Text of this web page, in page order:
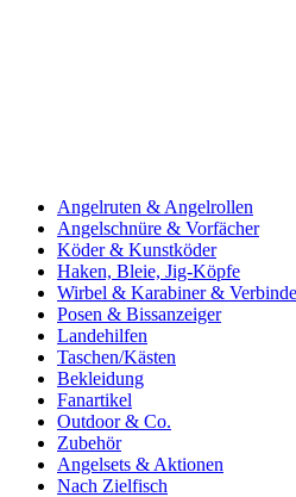
Angelruten & Angelrollen
Angelschnüre & Vorfächer
Köder & Kunstköder
Haken, Bleie, Jig-Köpfe
Wirbel & Karabiner &
Posen & Bissanzeiger
Landehilfen
Taschen/Kästen
Bekleidung
Fanartikel
Outdoor & Co.
Zubehör
Angelsets & Aktionen
Nach Zielfisch